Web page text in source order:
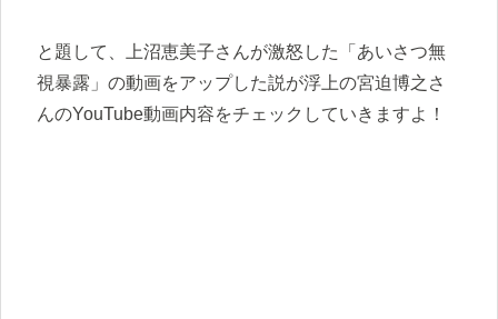
と題して、上沼恵美子さんが激怒した「あいさつ無
視暴露」の動画をアップした説が浮上の宮迫博之さ
んのYouTube動画内容をチェックしていきますよ！